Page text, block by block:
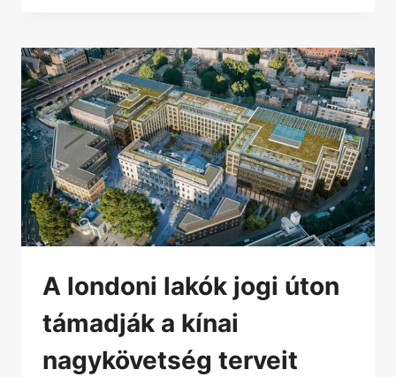
A londoni lakók jogi úton
támadják a kínai
nagykövetség terveit